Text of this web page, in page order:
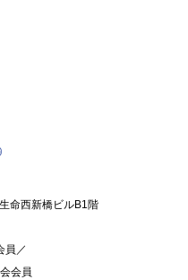
命西新橋ビルB1階
員／
会員